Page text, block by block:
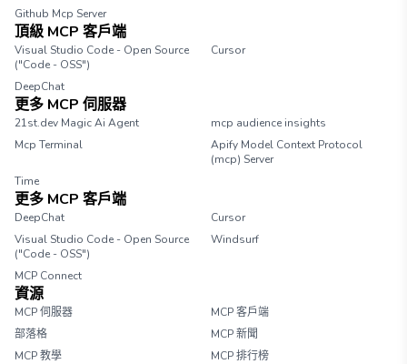
Github Mcp Server
頂級 MCP 客戶端
Visual Studio Code - Open Source
("Code - OSS")
Cursor
DeepChat
更多 MCP 伺服器
21st.dev Magic Ai Agent
mcp audience insights
Mcp Terminal
Apify Model Context Protocol
(mcp) Server
Time
更多 MCP 客戶端
DeepChat
Cursor
Visual Studio Code - Open Source
("Code - OSS")
Windsurf
MCP Connect
資源
MCP 伺服器
MCP 客戶端
部落格
MCP 新聞
MCP 教學
MCP 排行榜